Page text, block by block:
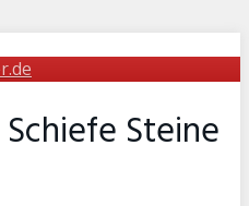
Steine